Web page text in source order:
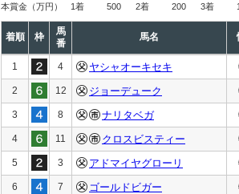
本賞金 （万円） 1着 500 2着 200 3着
着順 枠
馬
番
馬名
1 4 ヤシャオーキセキ
2 12 ジョーデューク
3 8 ナリタベガ
4 11 クロスビスティー
5 3 アドマイヤグローリ
6 7 ゴールドビガー